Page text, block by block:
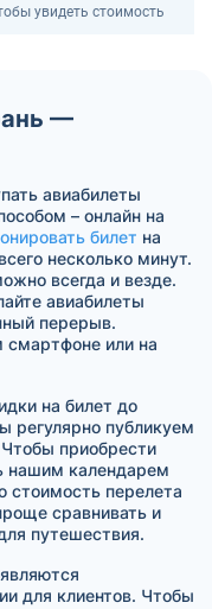
увидеть стоимость
—
авиабилеты
– онлайн на
билет на
несколько минут.
всегда и везде.
авиабилеты
перерыв.
смартфоне или на
на билет до
регулярно публикуем
приобрести
нашим календарем
стоимость перелета
сравнивать и
путешествия.
для клиентов. Чтобы